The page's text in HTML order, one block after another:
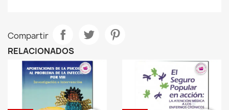
Compartir
RELACIONADOS